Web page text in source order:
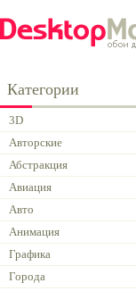
Категории
3D
Авторские
Абстракция
Авиация
Авто
Анимация
Графика
Города